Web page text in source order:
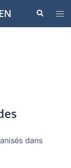
le
dans